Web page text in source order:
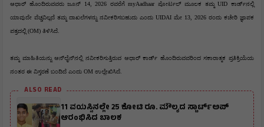
ಆಧಾರ್ ಹೊಂದಿರುವವರು ಜೂನ್ 14, 2026 ರವರೆಗೆ myAadhaar ಪೋರ್ಟಲ್ ಮೂಲಕ ತಮ್ಮ UID ಕಾರ್ಡ್‌ನಲ್ಲಿ
ಯಾವುದೇ ವೆಚ್ಚವಿಲ್ಲದೆ ತಮ್ಮ ದಾಖಲೆಗಳನ್ನು ನವೀಕರಿಸಬಹುದು ಎಂದು UIDAI ಮೇ 13, 2026 ರಂದು ಕಚೇರಿ ಜ್ಞಾಪಕ
ಪತ್ರದಲ್ಲಿ (OM) ತಿಳಿಸಿದೆ.
ತಮ್ಮ ಮಾಹಿತಿಯನ್ನು ಆನ್‌ಲೈನ್‌ನಲ್ಲಿ ನವೀಕರಿಸುತ್ತಿರುವ ಆಧಾರ್ ಕಾರ್ಡ್ ಹೊಂದಿರುವವರಿಂದ ಸಕಾರಾತ್ಮಕ ಪ್ರತಿಕ್ರಿಯೆಯ
ನಂತರ ಈ ವಿಸ್ತರಣೆ ಬಂದಿದೆ ಎಂದು OM ಉಲ್ಲೇಖಿಸಿದೆ.
ALSO READ
11 ವಯಸ್ಸಿನಲ್ಲೇ 25 ಕೋಟಿ ರೂ. ಮೌಲ್ಯದ ಸ್ಟಾರ್ಟ್‌ಅಪ್
ಆರಂಭಿಸಿದ ಬಾಲಕ